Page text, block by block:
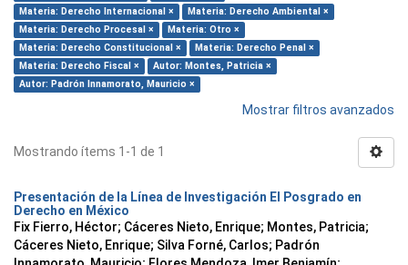
Materia: Derecho Internacional ×
Materia: Derecho Ambiental ×
Materia: Derecho Procesal ×
Materia: Otro ×
Materia: Derecho Constitucional ×
Materia: Derecho Penal ×
Materia: Derecho Fiscal ×
Autor: Montes, Patricia ×
Autor: Padrón Innamorato, Mauricio ×
Mostrar filtros avanzados
Mostrando ítems 1-1 de 1
Presentación de la Línea de Investigación El Posgrado en
Derecho en México
Fix Fierro, Héctor; Cáceres Nieto, Enrique; Montes, Patricia;
Cáceres Nieto, Enrique; Silva Forné, Carlos; Padrón